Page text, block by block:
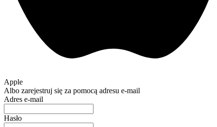
Apple
Albo zarejestruj się za pomocą adresu e-mail
Adres e-mail
Hasło